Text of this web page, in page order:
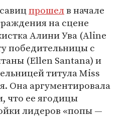
прошелв начале
на сцене
Алини Ува (Aline
победительницы с
(Ellen Santana) и
титула Miss
Она аргументировала
что ее ягодицы
лидеров «попы —